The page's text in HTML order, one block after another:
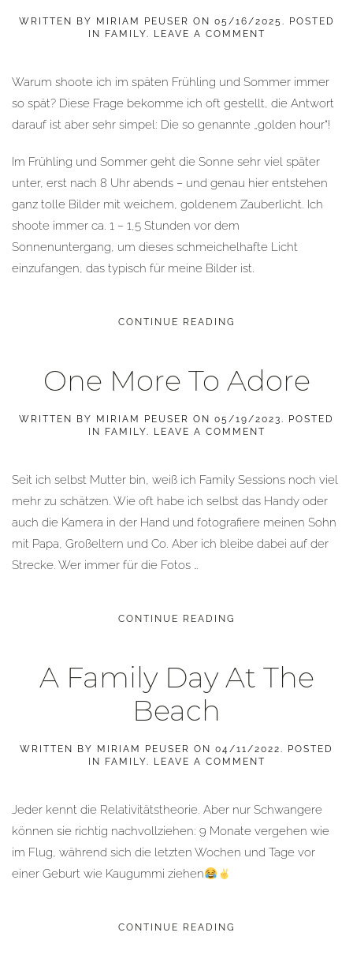
WRITTEN BY MIRIAM PEUSER ON 05/16/2025 . POSTED
IN
FAMILY. LEAVE A COMMENT
Warum shoote ich im späten Frühling und Sommer immer
so spät? Diese Frage bekomme ich oft gestellt, die Antwort
darauf ist aber sehr simpel: Die so genannte „golden hour“!
Im Frühling und Sommer geht die Sonne sehr viel später
unter, erst nach 8 Uhr abends – und genau hier entstehen
ganz tolle Bilder mit weichem, goldenem Zauberlicht. Ich
shoote immer ca. 1 – 1,5 Stunden vor dem
Sonnenuntergang, um dieses schmeichelhafte Licht
einzufangen, das typisch für meine Bilder ist.
CONTINUE READING
One More To Adore
WRITTEN BY MIRIAM PEUSER ON 05/19/2023. POSTED
IN
FAMILY. LEAVE A COMMENT
Seit ich selbst Mutter bin, weiß ich Family Sessions noch viel
mehr zu schätzen. Wie oft habe ich selbst das Handy oder
auch die Kamera in der Hand und fotografiere meinen Sohn
mit Papa, Großeltern und Co. Aber ich bleibe dabei auf der
Strecke. Wer immer für die Fotos …
CONTINUE READING
A Family Day At The
Beach
WRITTEN BY MIRIAM PEUSER ON 04/11/2022. POSTED
IN
FAMILY. LEAVE A COMMENT
Jeder kennt die Relativitätstheorie. Aber nur Schwangere
können sie richtig nachvollziehen: 9 Monate vergehen wie
im Flug, während sich die letzten Wochen und Tage vor
einer Geburt wie Kaugummi ziehen
CONTINUE READING